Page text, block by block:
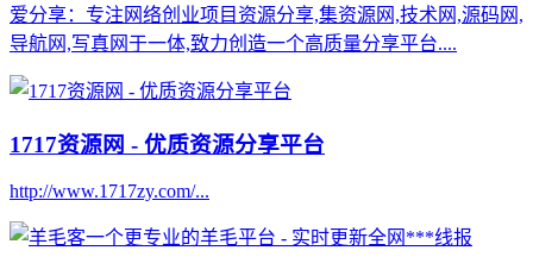
爱分享：专注网络创业项目资源分享,集资源网,技术网,源码网,
导航网,写真网于一体,致力创造一个高质量分享平台....
1717资源网 - 优质资源分享平台
http://www.1717zy.com/...